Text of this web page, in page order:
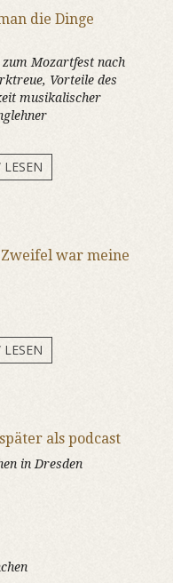
die Dinge
Mozartfest nach
Vorteile des
musikalischer
war meine
als podcast
in Dresden